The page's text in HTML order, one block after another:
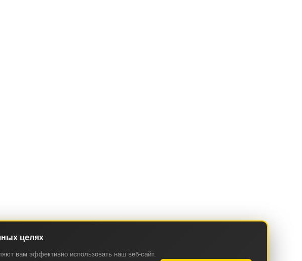
целях
вам эффективно использовать наш веб-сайт.